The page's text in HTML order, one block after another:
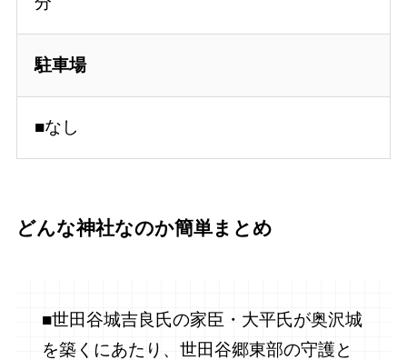
駐車場
■なし
どんな神社なのか簡単まとめ
■世田谷城吉良氏の家臣・大平氏が奥沢城
を築くにあたり、世田谷郷東部の守護と